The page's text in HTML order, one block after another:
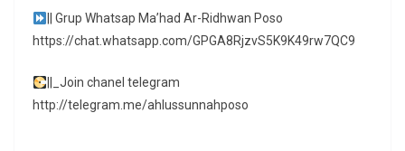
|| Grup Whatsap Ma’had Ar-Ridhwan Poso
https://chat.whatsapp.com/GPGA8RjzvS5K9K49rw7QC9
||_Join chanel telegram
http://telegram.me/ahlussunnahposo